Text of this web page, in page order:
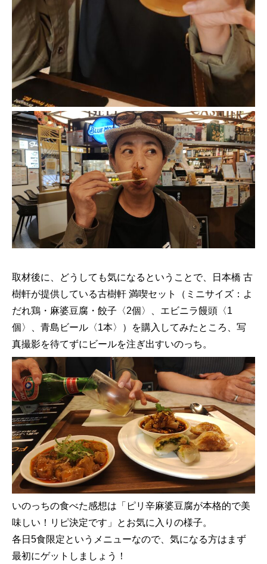
取材後に、どうしても気になるということで、日本橋 古
樹軒が提供している古樹軒 満喫セット（ミニサイズ：よ
だれ鶏・麻婆豆腐・餃子〈2個〉、エビニラ饅頭〈1
個〉、青島ビール〈1本〉）を購入してみたところ、写
真撮影を待てずにビールを注ぎ出すいのっち。
いのっちの食べた感想は「ピリ辛麻婆豆腐が本格的で美
味しい！リピ決定です」とお気に入りの様子。
各日5食限定というメニューなので、気になる方はまず
最初にゲットしましょう！